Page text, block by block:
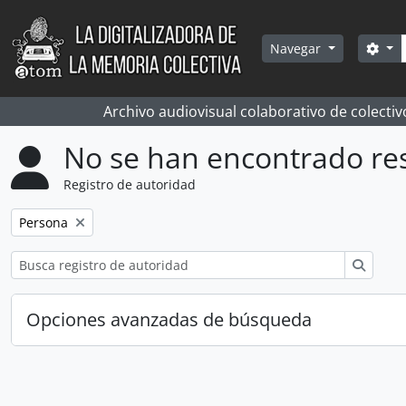
Skip to main content
Navegar
Archivo audiovisual colaborativo de
No se han encontrado
Registro de autoridad
Remove filter:
Persona
Opciones avanzadas de búsqueda